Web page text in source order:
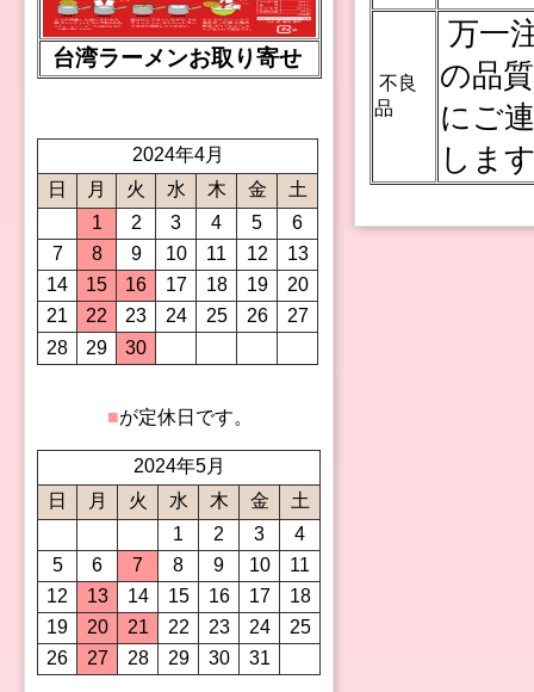
不良
品
万一
の品
にご
しま
台湾ラーメンお取り寄せ
2024年4月
日
月 火 水 木 金
土
1
2 3 4 5
6
7
8 9 10 11 12
13
14
15 16 17 18 19
20
21
22 23 24 25 26
27
28
29 30
■が定休日です。
2024年5月
日
月 火 水 木 金
土
1
2 3
4
5
6 7 8 9 10
11
12
13 14 15 16 17
18
19
20 21 22 23 24
25
26
27 28 29 30 31